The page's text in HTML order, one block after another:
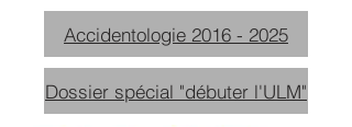
Accidentologie 2016 - 2025
Dossier spécial "débuter l'ULM"